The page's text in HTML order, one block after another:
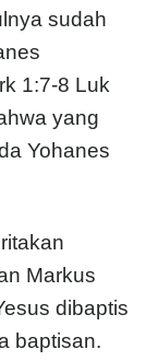
sudah
1:7-8 Luk
yang
Yohanes
Markus
dibaptis
baptisan.